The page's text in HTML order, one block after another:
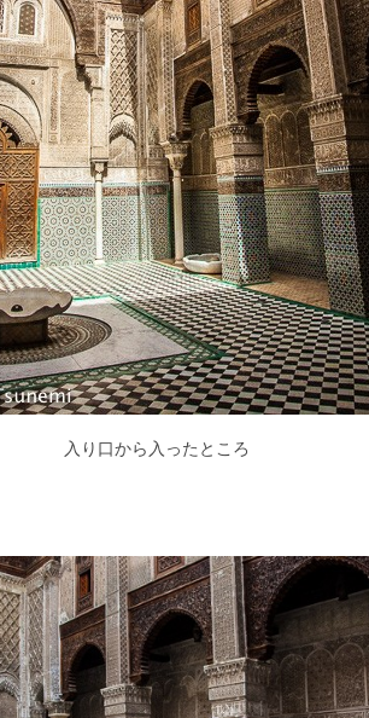
入り口から入ったところ